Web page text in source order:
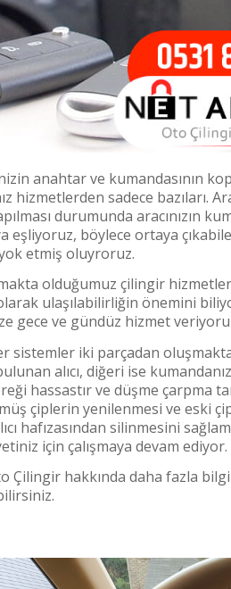
anahtar ve kumandasının
hizmetlerden sadece bazıları.
durumunda aracınızın
eşliyoruz, böylece ortaya
etmiş oluyroruz.
olduğumuz çilingir
ulaşılabilirliğin önemini
gece ve gündüz hizmet
sistemler iki parçadan
alıcı, diğeri ise
hassastır ve düşme çarpma
çiplerin yenilenmesi ve eski
hafızasından silinmesini
için çalışmaya devam ediyor.
Çilingir hakkında daha fazla